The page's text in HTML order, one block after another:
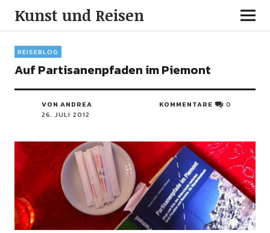
Kunst und Reisen
REISEBLOG
Auf Partisanenpfaden im Piemont
VON ANDREA
26. JULI 2012
KOMMENTARE 0